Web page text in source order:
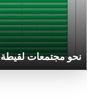
نحو مجتمعات لقيطة